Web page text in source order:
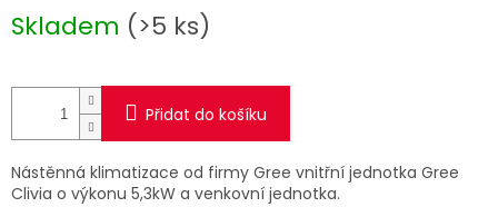
cena:
Skladem (>5 ks)
Přidat do košíku
Nástěnná klimatizace od firmy Gree vnitřní jednotka Gree
Clivia o výkonu 5,3kW a venkovní jednotka.